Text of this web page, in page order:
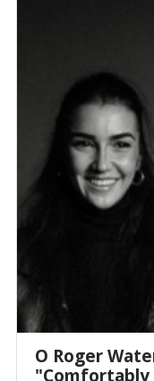
Ο Roger
"Comfortably